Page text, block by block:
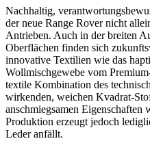
Nachhaltig,
der neue Range Rover nicht
Antrieben. Auch in der breiten
Oberflächen finden sich
innovative Textilien wie das
Wollmischgewebe vom
textile Kombination des
wirkenden, weichen Kvadrat-
anschmiegsamen
Produktion erzeugt jedoch
Leder anfällt.